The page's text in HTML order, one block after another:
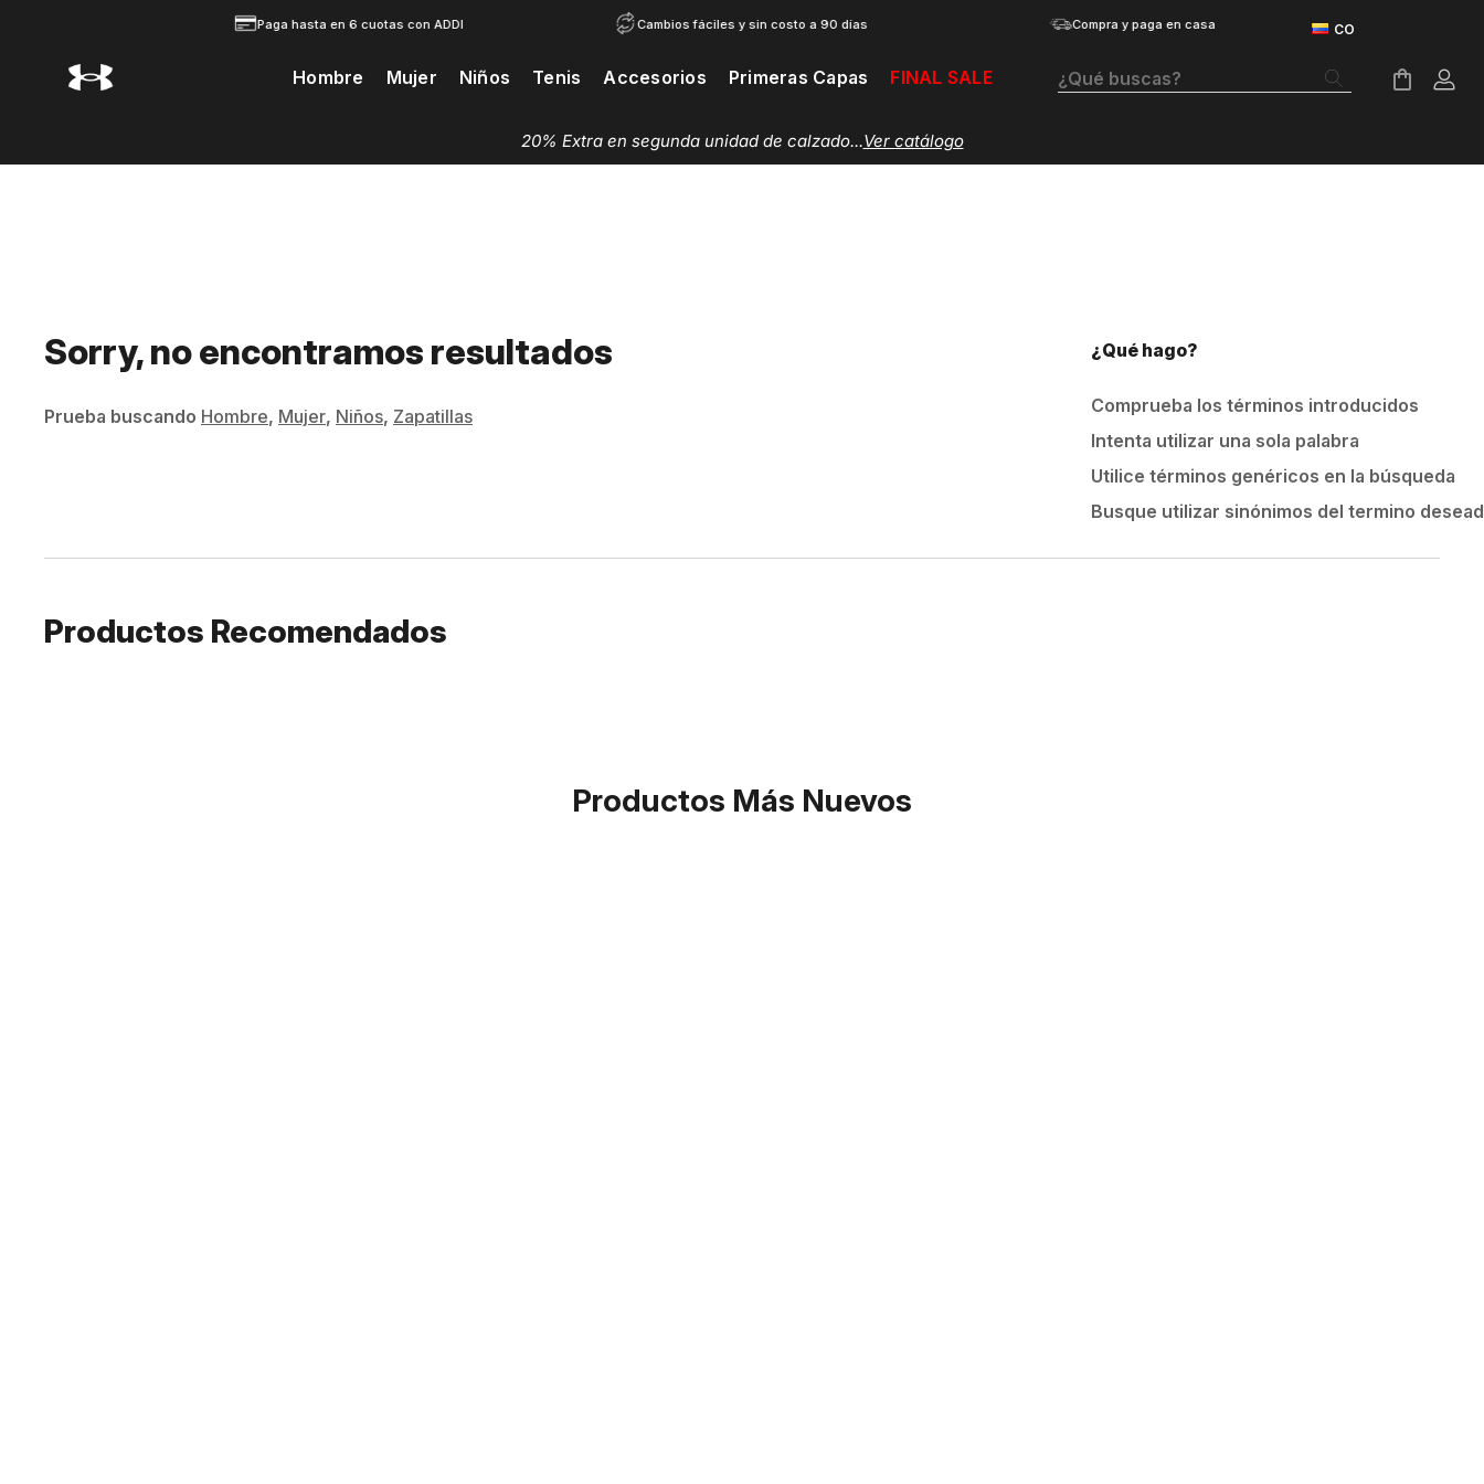
Paga hasta en 6 cuotas con ADDI Cambios fáciles y sin costo a 90 días Compra y paga en casa
Hombre Mujer Niños Tenis Accesorios Primeras Capas FINAL SALE ¿Qué buscas?
20% Extra en segunda unidad de calzado...Ver catálogo
Sorry, no encontramos resultados
Prueba buscando Hombre, Mujer, Niños, Zapatillas
¿Qué hago?
Comprueba los términos introducidos
Intenta utilizar una sola palabra
Utilice términos genéricos en la búsqueda
Busque utilizar sinónimos del termino
Productos Recomendados
Productos Más Nuevos
Botas
Guayos
Velociti Distance
Velociti